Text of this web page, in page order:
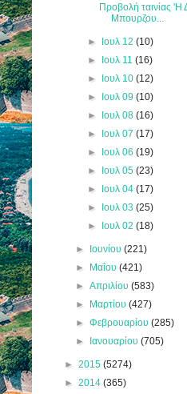
Προβολή ταινίας 'Η
Μπουρζου...
► Ιουλ 12 (10)
► Ιουλ 11 (16)
► Ιουλ 10 (12)
► Ιουλ 09 (10)
► Ιουλ 08 (16)
► Ιουλ 07 (17)
► Ιουλ 06 (19)
► Ιουλ 05 (23)
► Ιουλ 04 (17)
► Ιουλ 03 (25)
► Ιουλ 02 (18)
► Ιουνίου(221)
► Μαΐου(421)
►Απριλίου(583)
► Μαρτίου(427)
►Φεβρουαρίου(285)
► Ιανουαρίου(705)
► 2015 (5274)
► 2014 (365)